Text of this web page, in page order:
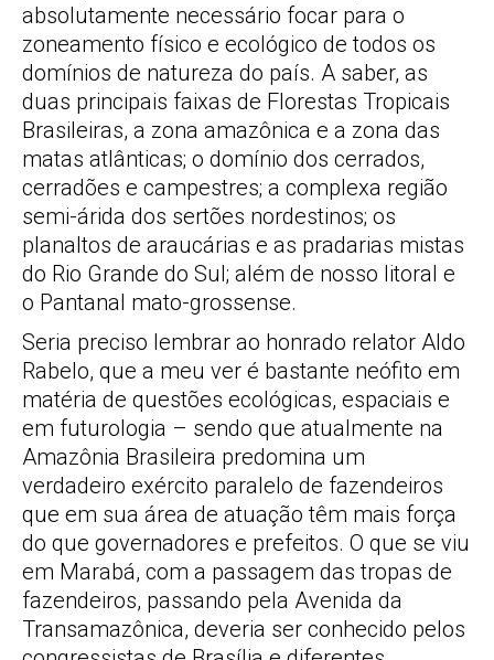
absolutamente necessário focar para o
zoneamento físico e ecológico de todos os
domínios de natureza do país. A saber, as
duas principais faixas de Florestas Tropicais
Brasileiras, a zona amazônica e a zona das
matas atlânticas; o domínio dos cerrados,
cerradões e campestres; a complexa região
semi-árida dos sertões nordestinos; os
planaltos de araucárias e as pradarias mistas
do Rio Grande do Sul; além de nosso litoral e
o Pantanal mato-grossense.
Seria preciso lembrar ao honrado relator Aldo
Rabelo, que a meu ver é bastante neófito em
matéria de questões ecológicas, espaciais e
em futurologia – sendo que atualmente na
Amazônia Brasileira predomina um
verdadeiro exército paralelo de fazendeiros
que em sua área de atuação têm mais força
do que governadores e prefeitos. O que se viu
em Marabá, com a passagem das tropas de
fazendeiros, passando pela Avenida da
Transamazônica, deveria ser conhecido pelos